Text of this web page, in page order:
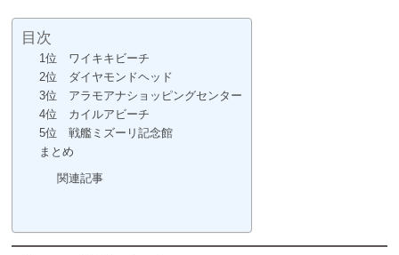
目次
1位 ワイキキビーチ
2位 ダイヤモンドヘッド
3位 アラモアナショッピングセンター
4位 カイルアビーチ
5位 戦艦ミズーリ記念館
まとめ
関連記事